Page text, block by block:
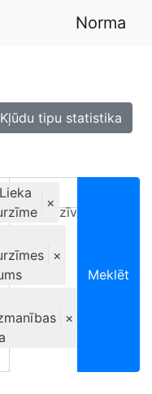
Norma
Kļūdu tipu statistika
×
×
×
Ekskluzīvi
Meklēt